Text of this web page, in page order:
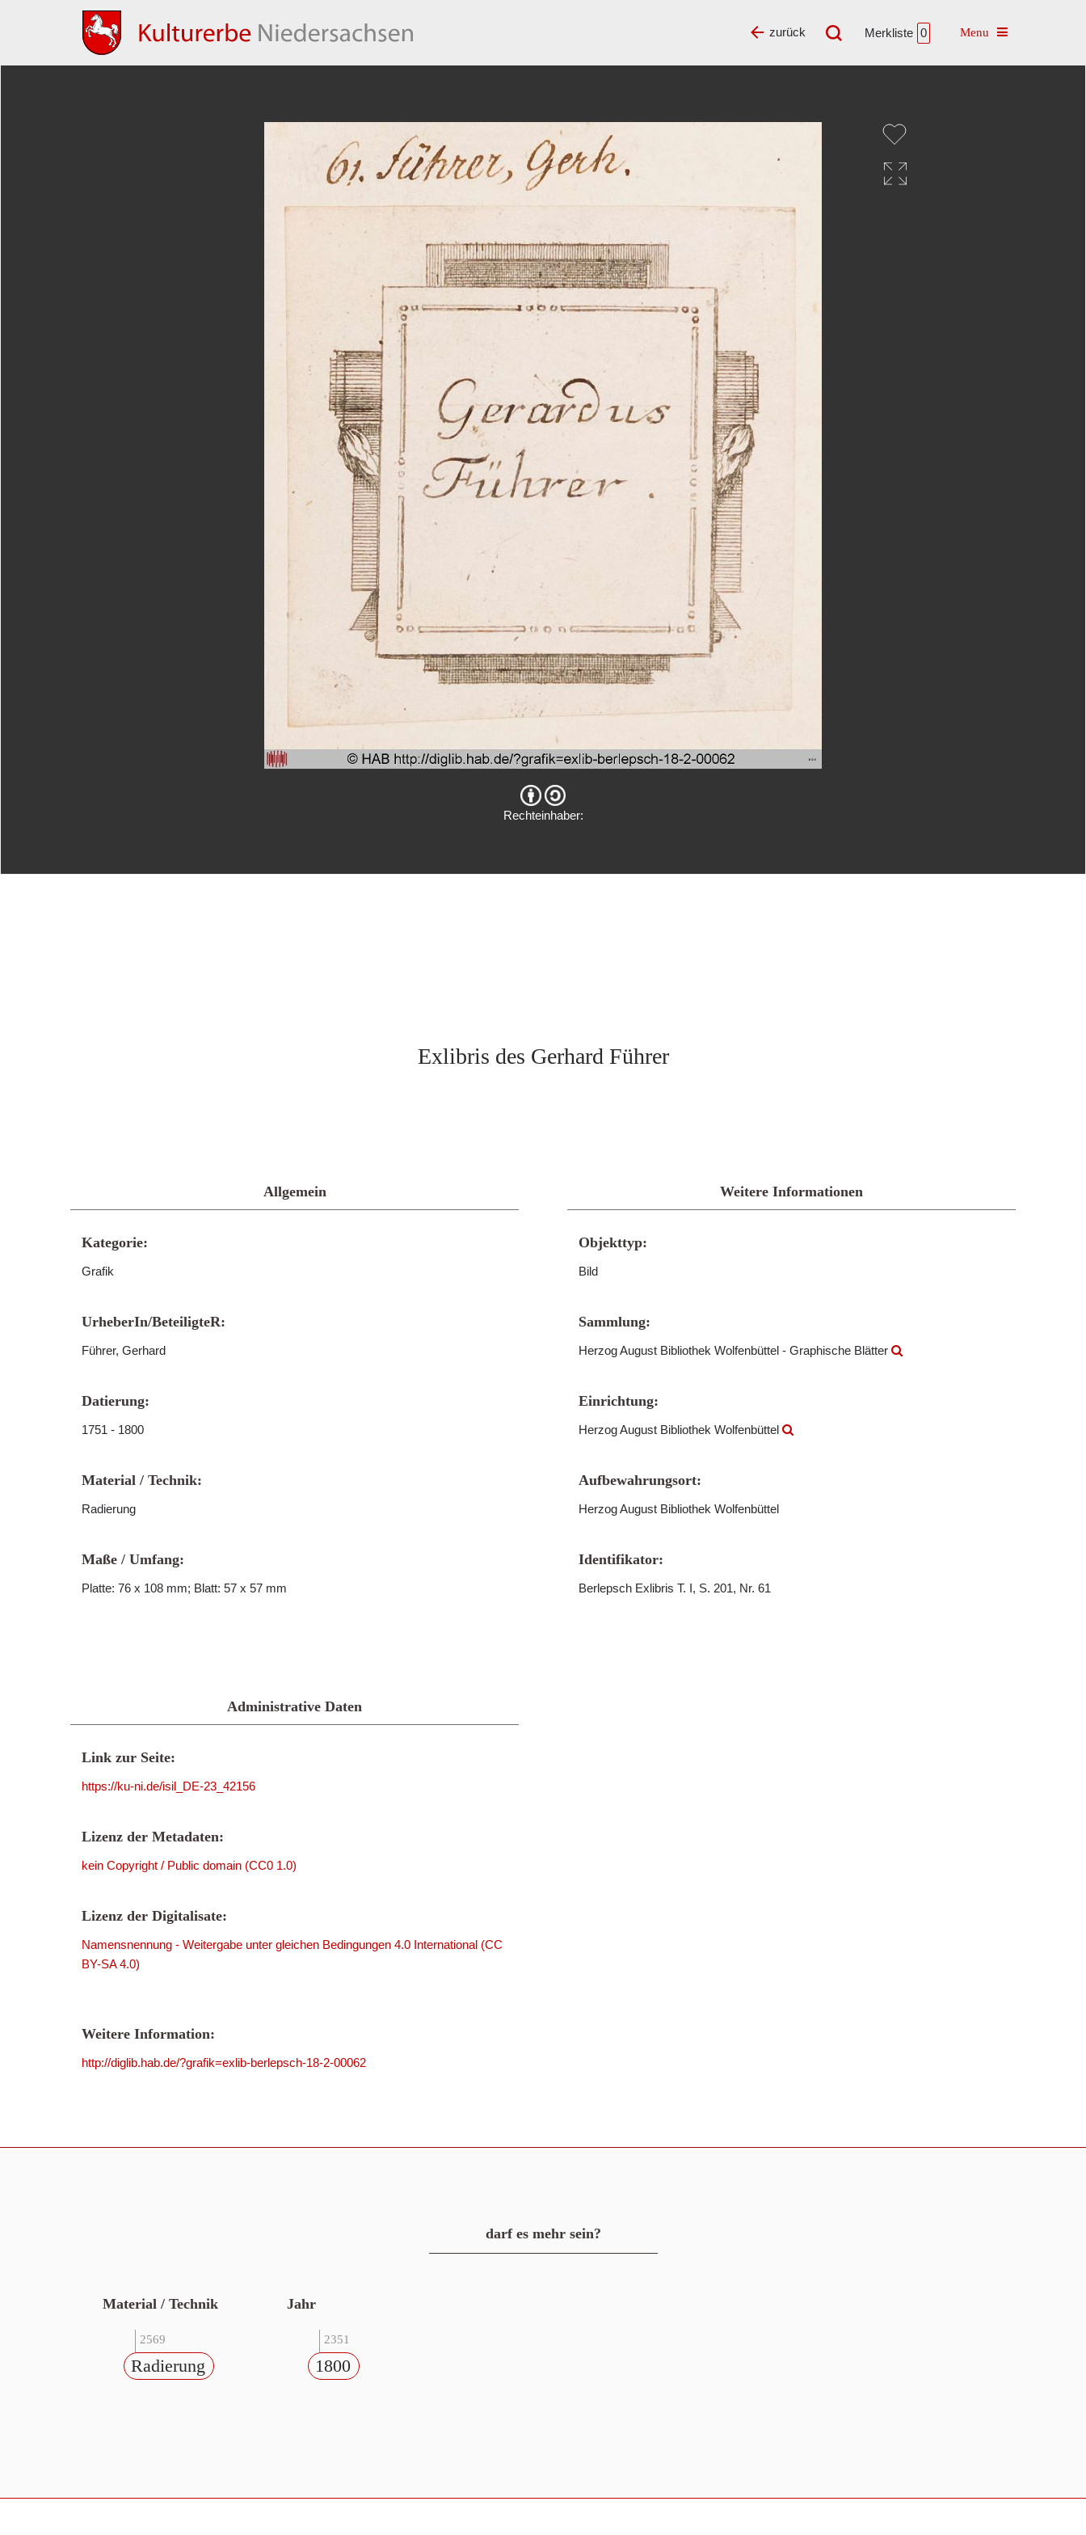
Merkliste 0 Toggle navigation
zurück
Rechteinhaber:
Exlibris des Gerhard Führer
Allgemein
Kategorie:
Grafik
UrheberIn/BeteiligteR:
Führer, Gerhard
Datierung:
1751 - 1800
Material / Technik:
Radierung
Maße / Umfang:
Platte: 76 x 108 mm; Blatt: 57 x 57 mm
Weitere Informationen
Objekttyp:
Bild
Sammlung:
Herzog August Bibliothek Wolfenbüttel - Graphische Blätter
Einrichtung:
Herzog August Bibliothek Wolfenbüttel
Aufbewahrungsort:
Herzog August Bibliothek Wolfenbüttel
Identifikator:
Berlepsch Exlibris T. I, S. 201, Nr. 61
Administrative Daten
Link zur Seite:
https://ku-ni.de/isil_DE-23_42156
Lizenz der Metadaten:
kein Copyright / Public domain (CC0 1.0)
Lizenz der Digitalisate:
Namensnennung - Weitergabe unter gleichen Bedingungen 4.0 International (CC
BY-SA 4.0)
Weitere Information:
http://diglib.hab.de/?grafik=exlib-berlepsch-18-2-00062
darf es mehr sein?
Material / Technik
2569
Radierung
Jahr
2351
1800